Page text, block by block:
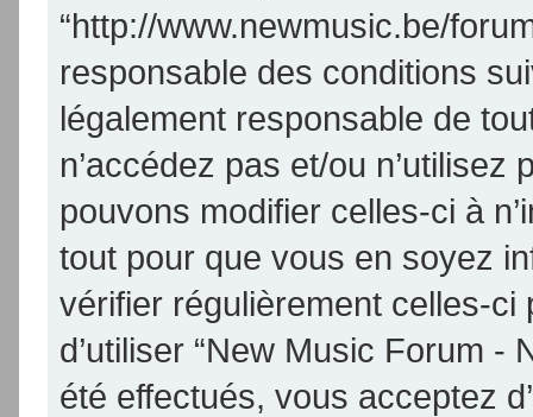
“http://www.newmusic.be/
responsable des conditions
légalement responsable de
n’accédez pas et/ou
pouvons modifier celles-ci à
tout pour que vous en soyez
vérifier régulièrement celles-
d’utiliser “New Music Forum -
été effectués, vous acceptez